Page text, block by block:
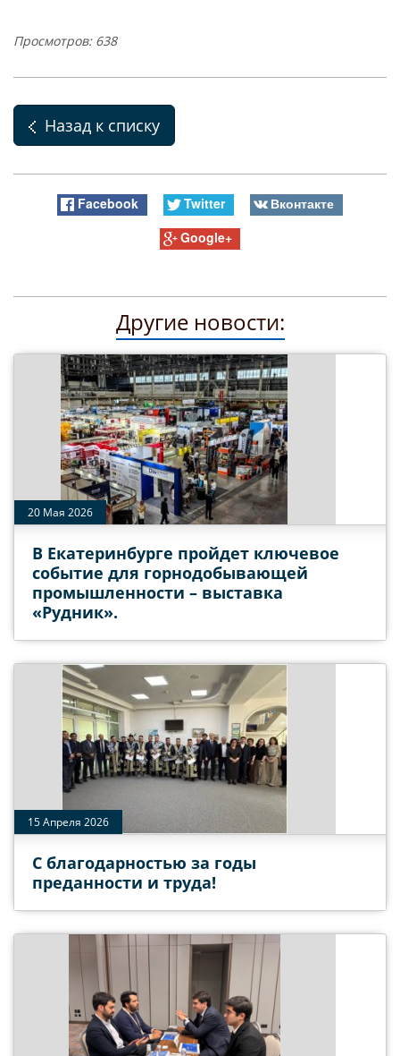
Просмотров: 638
Назад к списку
Facebook Twitter
Вконтакте
Google+
Другие новости:
20 Мая 2026
В Екатеринбурге пройдет ключевое
событие для горнодобывающей
промышленности – выставка
«Рудник».
15 Апреля 2026
С благодарностью за годы
преданности и труда!